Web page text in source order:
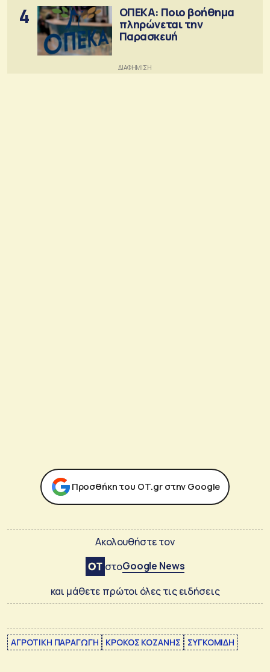
4
ΟΠΕΚΑ: Ποιο βοήθημα
πληρώνεται την
Παρασκευή
Προσθήκη του ΟΤ.gr στην Google
Ακολουθήστε τον
στοGoogle News
και μάθετε πρώτοι όλες τις ειδήσεις
ΑΓΡΟΤΙΚΗ ΠΑΡΑΓΩΓΗ ΚΡΟΚΟΣ ΚΟΖΑΝΗΣ ΣΥΓΚΟΜΙΔΗ